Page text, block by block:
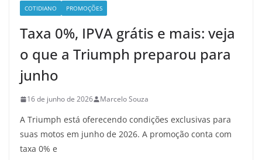
COTIDIANO PROMOÇÕES
Taxa 0%, IPVA grátis e mais: veja
o que a Triumph preparou para
junho
16 de junho de 2026 Marcelo Souza
A Triumph está oferecendo condições exclusivas para
suas motos em junho de 2026. A promoção conta com
taxa 0% e